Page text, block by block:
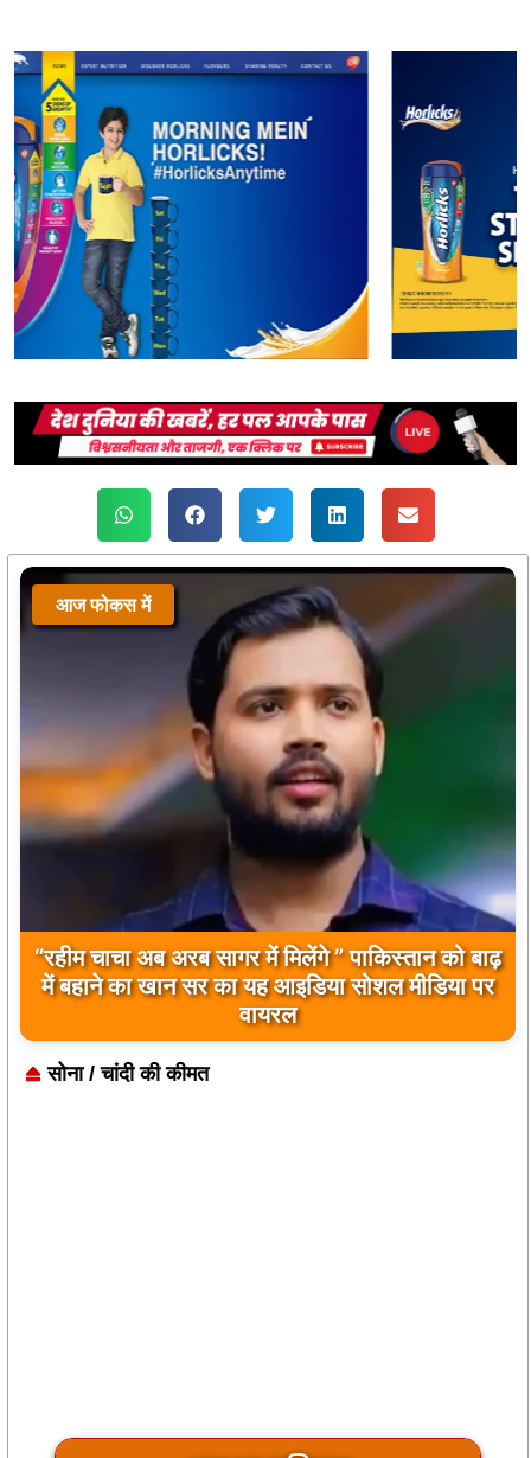
आज फोकस में
“रहीम चाचा अब अरब सागर में मिलेंगे ” पाकिस्तान को बाढ़
में बहाने का खान सर का यह आइडिया सोशल मीडिया पर
वायरल
आज फोकस में
बिलावल भुट्टो द्वारा सिंधु नदी और भारत को लेकर दिए गए
बयान पर भारत के केंद्रीय मंत्रियों की कड़ी प्रतिक्रिया
सोना / चांदी की कीमत